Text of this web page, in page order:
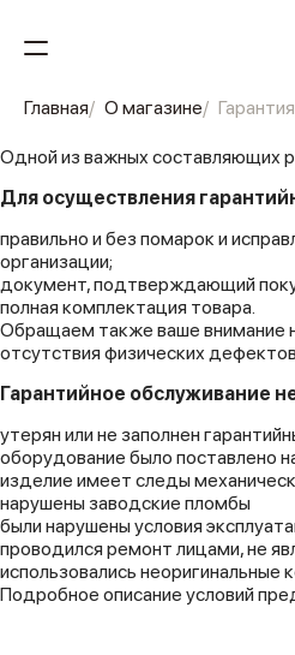
Главная О магазине Гарантия
Одной из важных составляющих
Для осуществления
правильно и без помарок и
организации;
документ, подтверждающий
полная комплектация товара.
Обращаем также ваше внимание
отсутствия физических
Гарантийное обслуживание
утерян или не заполнен
оборудование было поставлено
изделие имеет следы
нарушены заводские пломбы
были нарушены условия
проводился ремонт лицами, не
использовались
Подробное описание условий